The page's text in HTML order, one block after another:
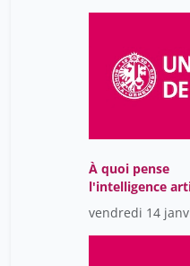
À quoi pense
l'intelligence
vendredi 14